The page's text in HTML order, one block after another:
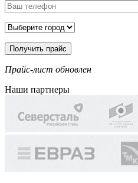
Прайс-лист обновлен
Наши партнеры